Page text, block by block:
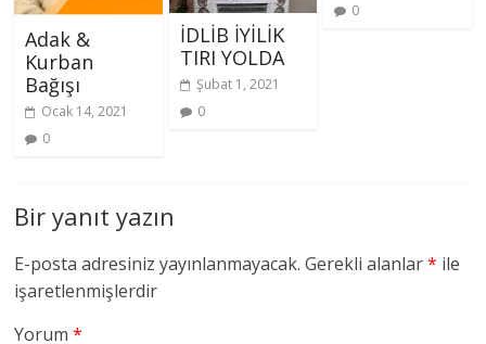
Adak &
Kurban
Bağışı
Ocak 14, 2021
0
İDLİB İYİLİK
TIRI YOLDA
Şubat 1, 2021
0
0
Bir yanıt yazın
E-posta adresiniz yayınlanmayacak. Gerekli alanlar* ile
işaretlenmişlerdir
Yorum*